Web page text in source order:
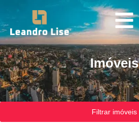
Imóveis
Filtrar imóveis